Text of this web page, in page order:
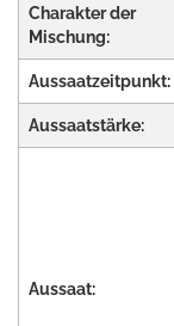
Charakter der
Mischung:
Aussaatzeitpunkt:
Aussaatstärke:
Aussaat: